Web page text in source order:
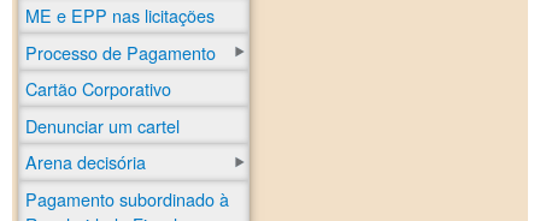
ME e EPP nas licitações
Processo de Pagamento
Cartão Corporativo
Denunciar um cartel
Arena decisória
Pagamento subordinado à